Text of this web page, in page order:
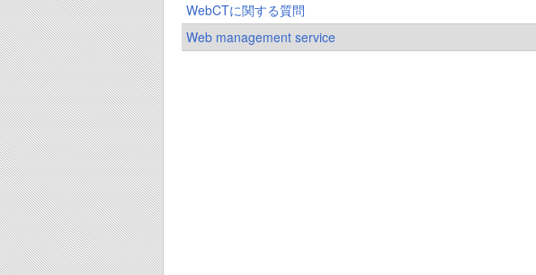
WebCTに関する質問
Web management service